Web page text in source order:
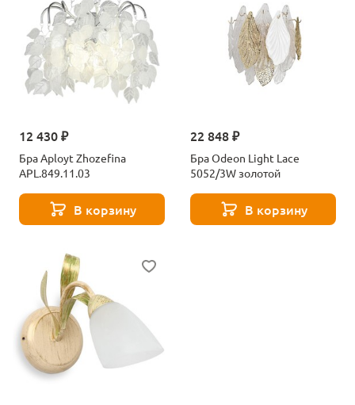
12 430 ₽
Бра Aployt Zhozefina
APL.849.11.03
В корзину
22 848 ₽
Бра Odeon Light Lace
5052/3W золотой
В корзину